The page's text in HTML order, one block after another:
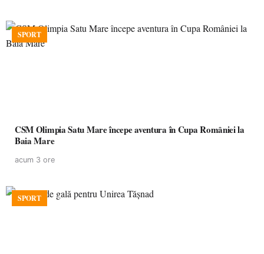
SPORT
CSM Olimpia Satu Mare începe aventura în Cupa României la
Baia Mare
acum 3 ore
SPORT